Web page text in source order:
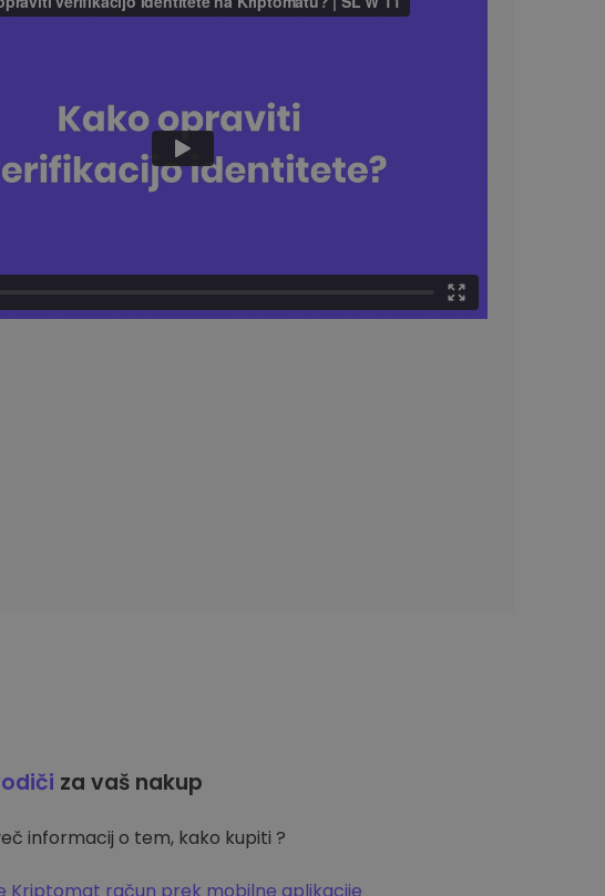
za vaš nakup
informacij o tem, kako kupiti ?